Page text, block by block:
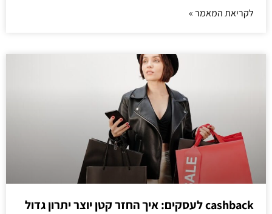
לקריאת המאמר »
cashback לעסקים: איך החזר קטן יוצר יתרון גדול